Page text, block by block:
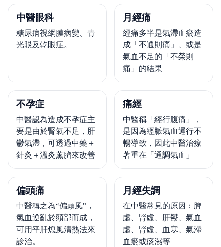
中醫眼科
糖尿病視網膜病變、青
光眼及乾眼症。
月經痛
經痛多半是氣滯血瘀造
成「不通則痛」、或是
氣血不足的「不榮則
痛」的結果
不孕症
中醫認為造成不孕症主
要是由於腎氣不足，肝
鬱氣滯，可透過中藥＋
針灸＋溫灸薰臍來改善
痛經
中醫稱「經行腹痛」，
是因為經脈氣血運行不
暢導致，因此中醫治療
著重在「通調氣血」
偏頭痛
中醫稱之為“偏頭風”，
氣血逆亂於頭部而成，
可用平肝熄風清熱法來
診治。
月經失調
在中醫常見的原因：脾
虛、腎虛、肝鬱、氣血
虛、腎虛、血寒、氣滯
血瘀或痰濕等